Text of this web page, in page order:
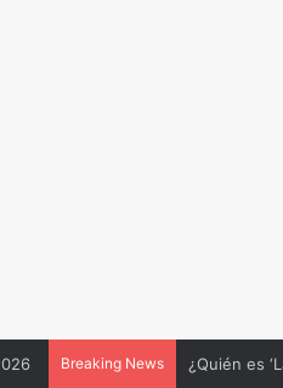
Breaking News ¿Quién es